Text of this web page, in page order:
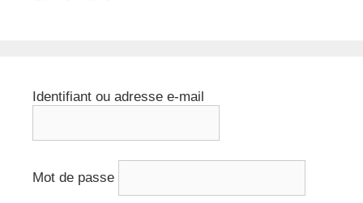
Identifiant ou adresse e-mail
Mot de passe